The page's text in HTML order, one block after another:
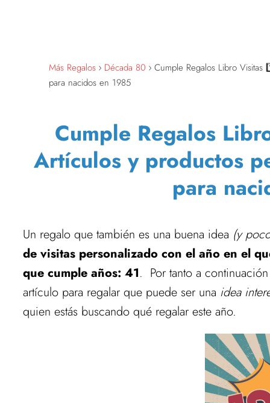
Más Regalos Década 80
Cumple Regalos Libro
para nacidos en 1985
Cumple Regalos
Artículos y productos
para
Un regalo que también es una buena idea (y
de visitas personalizado con el año en el
que cumple años: 41. Por tanto a
artículo para regalar que puede ser una idea
quien estás buscando qué regalar este año.